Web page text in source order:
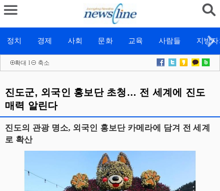
정치 경제 사회 문화 교육 사람들 지방
확대 l 축소
진도군, 외국인 홍보단 초청… 전 세계에 진도
매력 알린다
진도의 관광 명소, 외국인 홍보단 카메라에 담겨 전 세계
로 확산